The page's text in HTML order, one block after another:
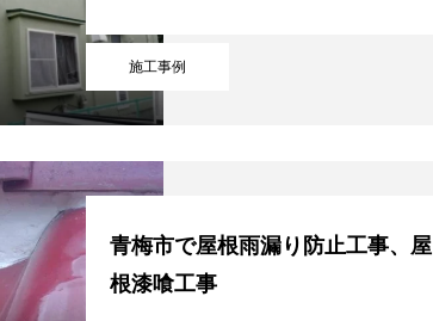
施工事例
青梅市で屋根雨漏り防止工事、屋
根漆喰工事